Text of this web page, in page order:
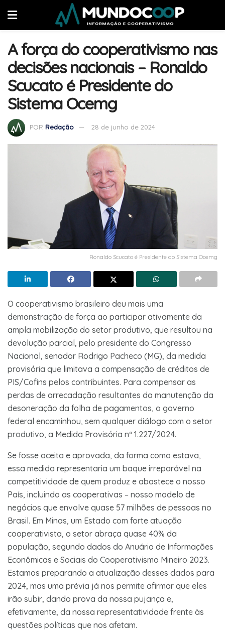
A força do cooperativismo nas
decisões nacionais – Ronaldo
Scucato é Presidente do
Sistema Ocemg
POR Redação 28 de junho de 2024
Ronaldo Scucato é Presidente do Sistema Ocemg
O cooperativismo brasileiro deu mais uma
demonstração de força ao participar ativamente da
ampla mobilização do setor produtivo, que resultou na
devolução parcial, pelo presidente do Congresso
Nacional, senador Rodrigo Pacheco (MG), da medida
provisória que limitava a compensação de créditos de
PIS/Cofins pelos contribuintes. Para compensar as
perdas de arrecadação resultantes da manutenção da
desoneração da folha de pagamentos, o governo
federal encaminhou, sem qualquer diálogo com o setor
produtivo, a Medida Provisória nº 1.227/2024.
Se fosse aceita e aprovada, da forma como estava,
essa medida representaria um baque irreparável na
competitividade de quem produz e abastece o nosso
País, incluindo as cooperativas – nosso modelo de
negócios que envolve quase 57 milhões de pessoas no
Brasil. Em Minas, um Estado com forte atuação
cooperativista, o setor abraça quase 40% da
população, segundo dados do Anuário de Informações
Econômicas e Sociais do Cooperativismo Mineiro 2023.
Estamos preparando a atualização desses dados para
2024, mas uma prévia já nos permite afirmar que eles
irão subir, dando prova da nossa pujança e,
efetivamente, da nossa representatividade frente às
questões políticas que nos afetam.